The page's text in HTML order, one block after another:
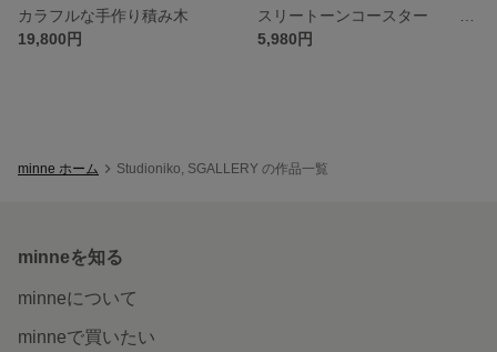
カラフルな手作り積み木
19,800円
5,980円
minne ホーム Studioniko, SGALLERY の作品一覧
minneを知る
minneについて
minneで買いたい